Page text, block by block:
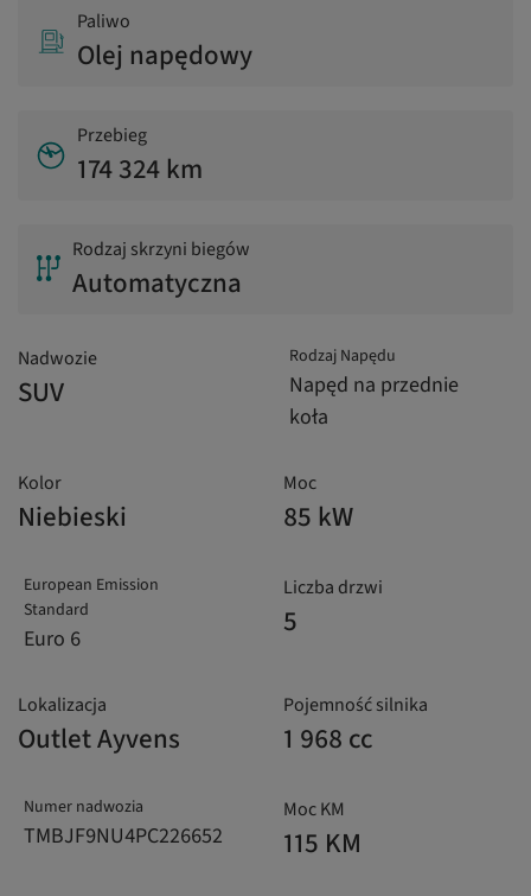
Paliwo
Olej napędowy
Przebieg
174 324 km
Rodzaj skrzyni biegów
Automatyczna
Nadwozie
SUV
Rodzaj Napędu
Napęd na przednie
koła
Kolor
Niebieski
Moc
85 kW
European Emission
Standard
Euro 6
Liczba drzwi
5
Lokalizacja
Outlet Ayvens
Pojemność silnika
1 968 cc
Numer nadwozia
TMBJF9NU4PC226652
Moc KM
115 KM